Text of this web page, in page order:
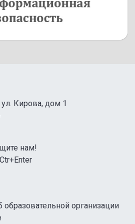
ул. Кирова, дом 1
нам!
образовательной организации